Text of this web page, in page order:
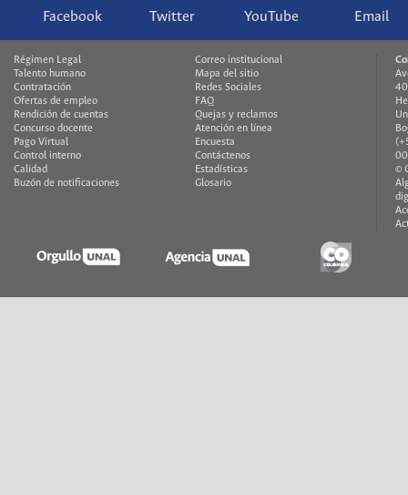
Facebook Twitter YouTube Email
Régimen Legal
Talento humano
Contratación
Ofertas de empleo
Rendición de cuentas
Concurso docente
Pago Virtual
Control interno
Calidad
Buzón de notificaciones
Correo institucional
Mapa del sitio
Redes Sociales
FAQ
Quejas y reclamos
Atención en línea
Encuesta
Contáctenos
Estadísticas
Glosario
©